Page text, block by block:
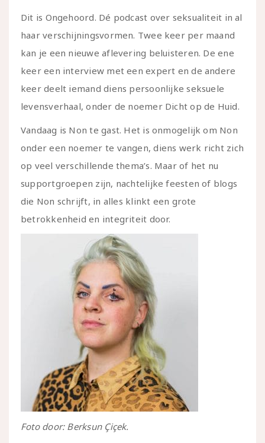
Dit is Ongehoord. Dé podcast over seksualiteit in al
haar verschijningsvormen. Twee keer per maand
kan je een nieuwe aflevering beluisteren. De ene
keer een interview met een expert en de andere
keer deelt iemand diens persoonlijke seksuele
levensverhaal, onder de noemer Dicht op de Huid.
Vandaag is Non te gast. Het is onmogelijk om Non
onder een noemer te vangen, diens werk richt zich
op veel verschillende thema’s. Maar of het nu
supportgroepen zijn, nachtelijke feesten of blogs
die Non schrijft, in alles klinkt een grote
betrokkenheid en integriteit door.
Foto door: Berksun Çiçek.